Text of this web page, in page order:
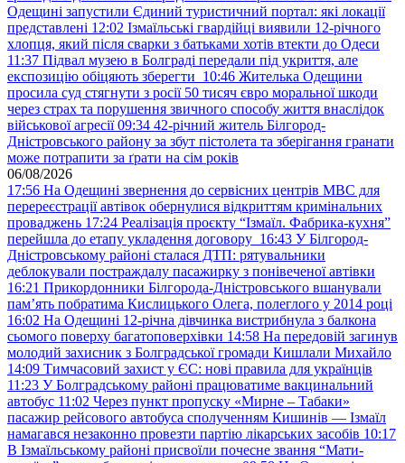
Одещині запустили Єдиний туристичний портал: які локації
представлені 12:02 Ізмаїльські гвардійці виявили 12-річного
хлопця, який після сварки з батьками хотів втекти до Одеси
11:37 Підвал музею в Болграді передали під укриття, але
експозицію обіцяють зберегти 10:46 Жителька Одещини
просила суд стягнути з росії 50 тисяч євро моральної шкоди
через страх та порушення звичного способу життя внаслідок
військової агресії 09:34 42-річний житель Білгород-
Дністровського району за збут пістолета та зберігання гранати
може потрапити за ґрати на сім років
06/08/2026
17:56 На Одещині звернення до сервісних центрів МВС для
перереєстрації автівок обернулися відкриттям кримінальних
проваджень 17:24 Реалізація проєкту “Ізмаїл. Фабрика-кухня”
перейшла до етапу укладення договору 16:43 У Білгород-
Дністровському районі сталася ДТП: рятувальники
деблокували постраждалу пасажирку з понівеченої автівки
16:21 Прикордонники Білгорода-Дністровського вшанували
пам’ять побратима Кислицького Олега, полеглого у 2014 році
16:02 На Одещині 12-річна дівчинка вистрибнула з балкона
сьомого поверху багатоповерхівки 14:58 На передовій загинув
молодий захисник з Болградської громади Кишлали Михайло
14:09 Тимчасовий захист у ЄС: нові правила для українців
11:23 У Болградському районі працюватиме вакцинальний
автобус 11:02 Через пункт пропуску «Мирне – Табаки»
пасажир рейсового автобуса сполученням Кишинів — Ізмаїл
намагався незаконно провезти партію лікарських засобів 10:17
В Ізмаїльському районі присвоїли почесне звання “Мати-